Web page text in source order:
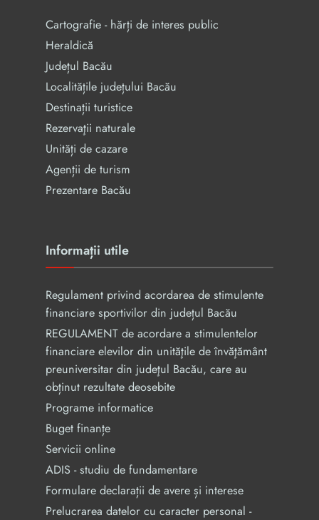
Cartografie - hărți de interes public
Heraldică
Județul Bacău
Localitățile județului Bacău
Destinații turistice
Rezervaţii naturale
Unități de cazare
Agenții de turism
Prezentare Bacău
Informații utile
Regulament privind acordarea de stimulente
financiare sportivilor din județul Bacău
REGULAMENT de acordare a stimulentelor
financiare elevilor din unităţile de învăţământ
preuniversitar din judeţul Bacău, care au
obținut rezultate deosebite
Programe informatice
Buget finanțe
Servicii online
ADIS - studiu de fundamentare
Formulare declarații de avere și interese
Prelucrarea datelor cu caracter personal -